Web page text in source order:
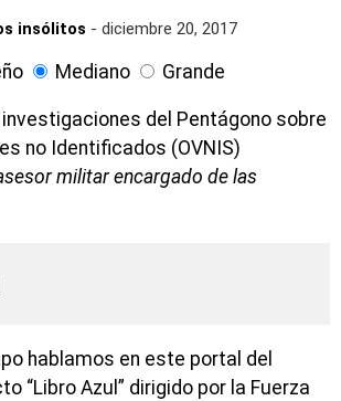
insólitos - diciembre 20, 2017
Mediano Grande
militar encargado de las
hablamos en este portal del
“Libro Azul” dirigido por la Fuerza